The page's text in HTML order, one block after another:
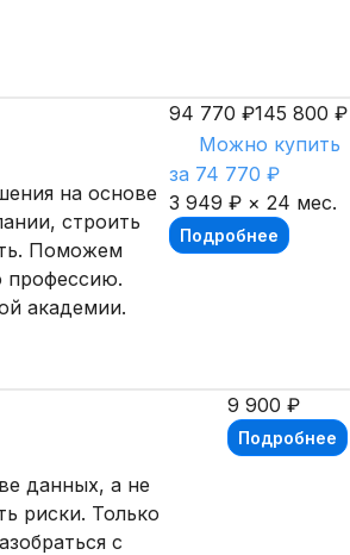
на основе
строить
Поможем
профессию.
академии.
94 770 ₽145 800 ₽
Можно купить
за 74 770 ₽
3 949 ₽ × 24 мес.
Подробнее
данных, а не
риски. Только
с
9 900 ₽
Подробнее